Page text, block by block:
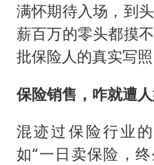
满怀期待入场，到
薪百万的零头都摸
批保险人的真实写照
保险销售，咋就遭
混迹过保险行业
如“一日卖保险，